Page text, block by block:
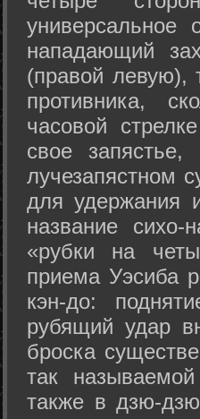
универсальное
нападающий
(правой левую),
противника,
часовой
свое
лучезапястном
для удержания
название сихо-
«рубки на
приема Уэсиба
кэн-до:
рубящий удар
броска
так
также в дзю-